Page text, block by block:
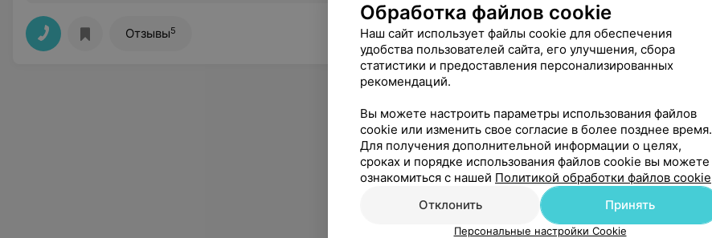
Отзывы5
Обработка файлов cookie
Наш сайт использует файлы cookie для обеспечения
удобства пользователей сайта, его улучшения, сбора
статистики и предоставления персонализированных
рекомендаций.
Вы можете настроить параметры использования файлов
cookie или изменить свое согласие в более позднее время.
Для получения дополнительной информации о целях,
сроках и порядке использования файлов cookie вы можете
ознакомиться с нашей Политикой обработки файлов cookie
Отклонить
Принять
Персональные настройки Cookie